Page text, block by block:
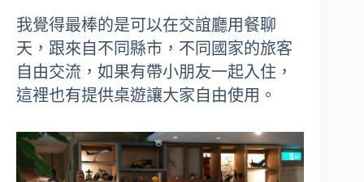
我覺得最棒的是可以在交誼廳用餐聊
天，跟來自不同縣市，不同國家的旅客
自由交流，如果有帶小朋友一起入住，
這裡也有提供桌遊讓大家自由使用。